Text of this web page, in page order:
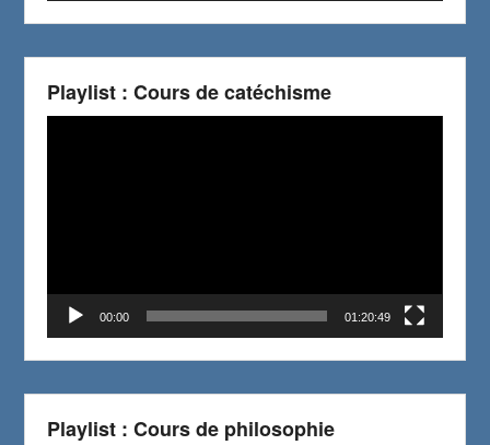
Playlist : Cours de catéchisme
00:00 01:20:49
Playlist : Cours de philosophie